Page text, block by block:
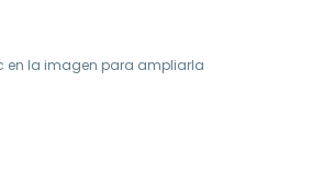
en la imagen para ampliarla